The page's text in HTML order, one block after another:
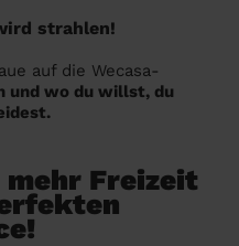
strahlen!
auf die Wecasa-
und wo du willst, du
mehr Freizeit